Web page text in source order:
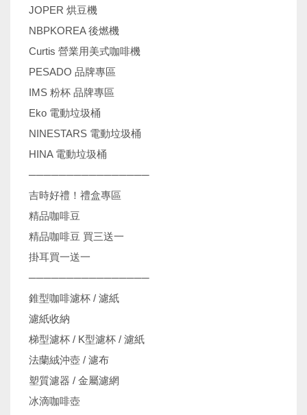
JOPER 烘豆機
NBPKOREA 後燃機
Curtis 營業用美式咖啡機
PESADO 品牌專區
IMS 粉杯 品牌專區
Eko 電動垃圾桶
NINESTARS 電動垃圾桶
HINA 電動垃圾桶
────────────────
吉時好禮！禮盒專區
精品咖啡豆
精品咖啡豆 買三送一
掛耳買一送一
────────────────
錐型咖啡濾杯 / 濾紙
濾紙收納
梯型濾杯 / K型濾杯 / 濾紙
法蘭絨沖壺 / 濾布
塑質濾器 / 金屬濾網
冰滴咖啡壺